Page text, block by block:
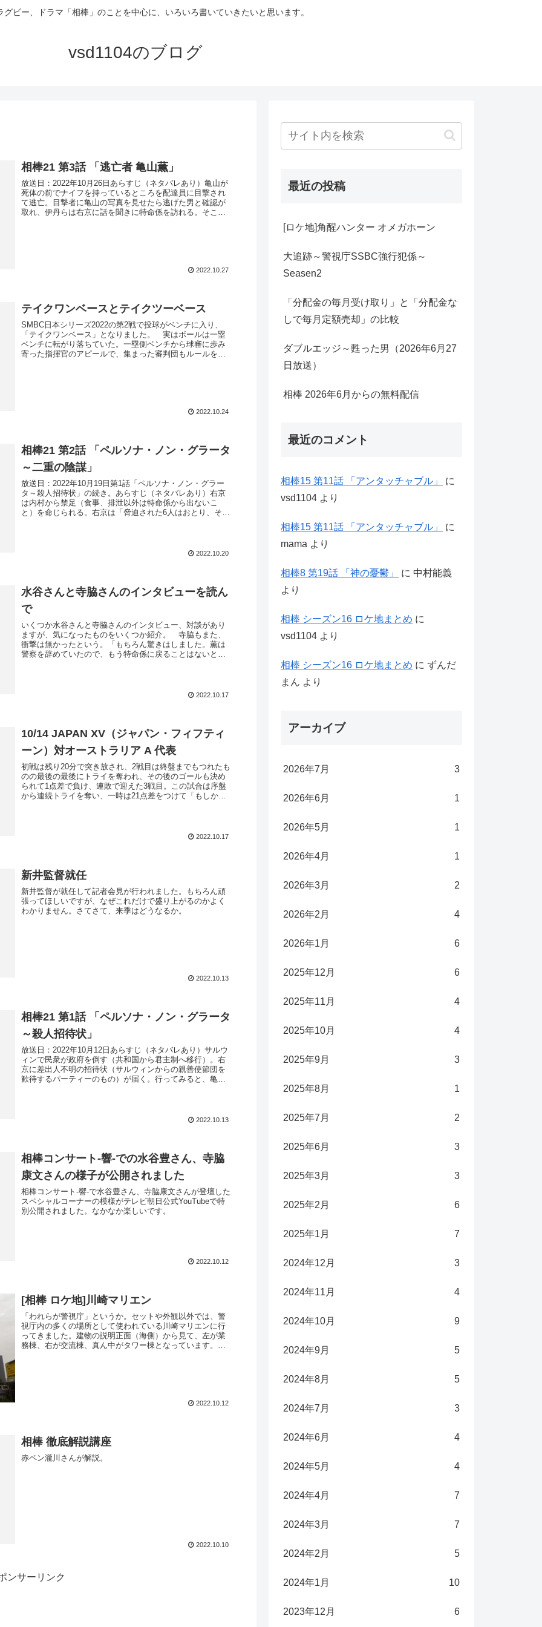
グビー、ドラマ「相棒」のことを中心に、いろいろ書いていきたいと思います。
vsd1104のブログ
相棒21 第3話 「逃亡者 亀山薫」
放送日：2022年10月26日あらすじ（ネタバレあり）亀山が
死体の前でナイフを持っているところを配達員に目撃され
て逃亡。目撃者に亀山の写真を見せたら逃げた男と確認が
取れ、伊丹らは右京に話を聞きに特命係を訪れる。そこに
2022.10.27
テイクワンベースとテイクツーベース
SMBC日本シリーズ2022の第2戦で投球がベンチに入り、
「テイクワンベース」となりました。 実はボールは一塁
ベンチに転がり落ちていた。一塁側ベンチから球審に歩み
寄った指揮官のアピールで、集まった審判団もルールを確
2022.10.24
相棒21 第2話 「ペルソナ・ノン・グラータ
～二重の陰謀」
放送日：2022年10月19日第1話「ペルソナ・ノン・グラー
タ～殺人招待状」の続き。あらすじ（ネタバレあり）右京
は内村から禁足（食事、排泄以外は特命係から出ないこ
と）を命じられる。右京は「脅迫された6人はおとり、それ
2022.10.20
水谷さんと寺脇さんのインタビューを読ん
で
いくつか水谷さんと寺脇さんのインタビュー、対談があり
ますが、気になったものをいくつか紹介。 寺脇もまた、
衝撃は無かったという。「もちろん驚きはしました。薫は
警察を辞めていたので、もう特命係に戻ることはないと思
2022.10.17
10/14 JAPAN XV（ジャパン・フィフティ
ーン）対オーストラリア A 代表
初戦は残り20分で突き放され、2戦目は終盤までもつれたも
のの最後の最後にトライを奪われ、その後のゴールも決め
られて1点差で負け、連敗で迎えた3戦目。この試合は序盤
から連続トライを奪い、一時は21点差をつけて「もしかし
2022.10.17
新井監督就任
新井監督が就任して記者会見が行われました。もちろん頑
張ってほしいですが、なぜこれだけで盛り上がるのかよく
わかりません。さてさて、来季はどうなるか。
2022.10.13
相棒21 第1話 「ペルソナ・ノン・グラータ
～殺人招待状」
放送日：2022年10月12日あらすじ（ネタバレあり）サルウ
ィンで民衆が政府を倒す（共和国から君主制へ移行）。右
京に差出人不明の招待状（サルウィンからの親善使節団を
歓待するパーティーのもの）が届く。行ってみると、亀山
2022.10.13
相棒コンサート-響-での水谷豊さん、寺脇
康文さんの様子が公開されました
相棒コンサート-響-で水谷豊さん、寺脇康文さんが登壇した
スペシャルコーナーの模様がテレビ朝日公式YouTubeで特
別公開されました。なかなか楽しいです。
2022.10.12
[相棒 ロケ地]川崎マリエン
「われらが警視庁」というか。セットや外観以外では、警
視庁内の多くの場所として使われている川崎マリエンに行
ってきました。建物の説明正面（海側）から見て、左が業
務棟、右が交流棟、真ん中がタワー棟となっています。業
2022.10.12
相棒 徹底解説講座
赤ペン瀧川さんが解説。
2022.10.10
ンサーリンク
最近の投稿
[ロケ地]角醒ハンター オメガホーン
大追跡～警視庁SSBC強行犯係～
Seasen2
「分配金の毎月受け取り」と「分配金な
しで毎月定額売却」の比較
ダブルエッジ～甦った男（2026年6月27
日放送）
相棒 2026年6月からの無料配信
最近のコメント
相棒15 第11話 「アンタッチャブル」
に
vsd1104 より
相棒15 第11話 「アンタッチャブル」
に
mama より
相棒8 第19話 「神の憂鬱」 に 中村能義
より
相棒 シーズン16 ロケ地まとめ に
vsd1104 より
相棒 シーズン16 ロケ地まとめ に ずんだ
まん より
アーカイブ
2026年7月 3
2026年6月 1
2026年5月 1
2026年4月 1
2026年3月 2
2026年2月 4
2026年1月 6
2025年12月 6
2025年11月 4
2025年10月 4
2025年9月 3
2025年8月 1
2025年7月 2
2025年6月 3
2025年3月 3
2025年2月 6
2025年1月 7
2024年12月 3
2024年11月 4
2024年10月 9
2024年9月 5
2024年8月 5
2024年7月 3
2024年6月 4
2024年5月 4
2024年4月 7
2024年3月 7
2024年2月 5
2024年1月 10
2023年12月 6